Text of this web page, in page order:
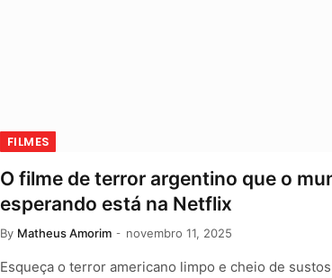
FILMES
O filme de terror argentino que o
esperando está na Netflix
By Matheus Amorim novembro 11, 2025
Esqueça o terror americano limpo e cheio de